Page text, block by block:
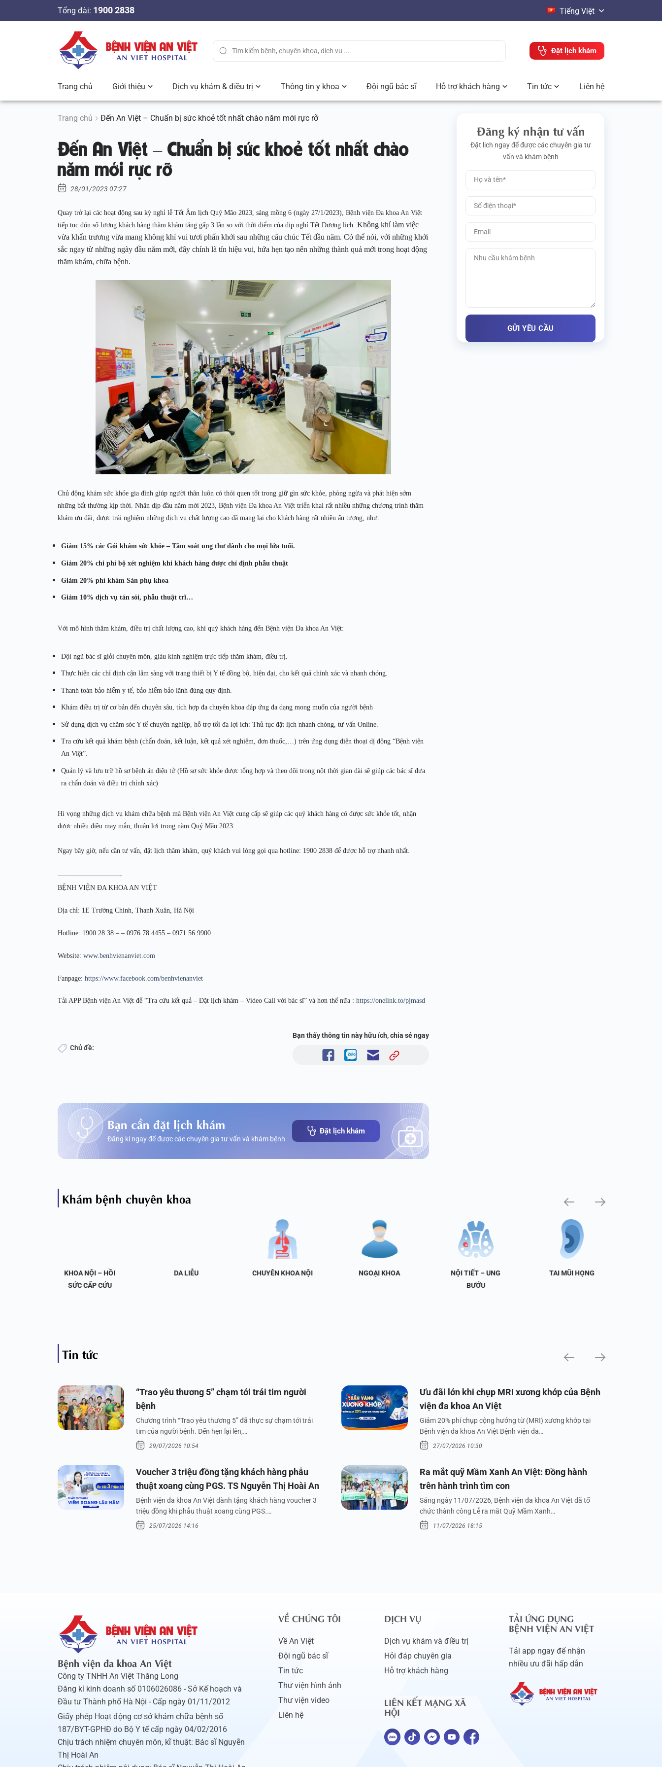
n
Tổng đài: 1900 2838 Tiếng Việt
Đặt lịch khám
Trang chủ Giới thiệu Dịch vụ khám & điều trị Thông tin y khoa Đội ngũ bác sĩ Hỗ trợ khách hàng Tin tức Liên hệ
Trang chủ Đến An Việt – Chuẩn bị sức khoẻ tốt nhất chào năm mới rực rỡ
Đến An Việt – Chuẩn bị sức khoẻ tốt nhất chào
năm mới rực rỡ
28/01/2023 07:27
Quay trở lại các hoạt động sau kỳ nghỉ lễ Tết Âm lịch Quý Mão 2023, sáng mồng 6 (ngày 27/1/2023), Bệnh viện Đa khoa An Việt
tiếp tục đón số lượng khách hàng thăm khám tăng gấp 3 lần so với thời điểm của dịp nghỉ Tết Dương lịch. Không khí làm việc
vừa khẩn trương vừa mang không khí vui tươi phấn khởi sau những câu chúc Tết đầu năm. Có thể nói, với những khởi
sắc ngay từ những ngày đầu năm mới, đây chính là tín hiệu vui, hứa hẹn tạo nên những thành quả mới trong hoạt động
thăm khám, chữa bệnh.
Chủ động khám sức khỏe gia đình giúp người thân luôn có thói quen tốt trong giữ gìn sức khỏe, phòng ngừa và phát hiện sớm
những bất thường kịp thời. Nhân dịp đầu năm mới 2023, Bệnh viện Đa khoa An Việt triển khai rất nhiều những chương trình thăm
khám ưu đãi, được trải nghiệm những dịch vụ chất lượng cao đã mang lại cho khách hàng rất nhiều ấn tượng, như:
Giảm 15% các Gói khám sức khỏe – Tầm soát ung thư dành cho mọi lứa tuổi.
Giảm 20% chi phí bộ xét nghiệm khi khách hàng được chỉ định phẫu thuật
Giảm 20% phí khám Sản phụ khoa
Giảm 10% dịch vụ tán sỏi, phẫu thuật trĩ…
Với mô hình thăm khám, điều trị chất lượng cao, khi quý khách hàng đến Bệnh viện Đa khoa An Việt:
Đội ngũ bác sĩ giỏi chuyên môn, giàu kinh nghiệm trực tiếp thăm khám, điều trị.
Thực hiện các chỉ định cận lâm sàng với trang thiết bị Y tế đồng bộ, hiện đại, cho kết quả chính xác và nhanh chóng.
Thanh toán bảo hiểm y tế, bảo hiểm bảo lãnh đúng quy định.
Khám điều trị từ cơ bản đến chuyên sâu, tích hợp đa chuyên khoa đáp ứng đa dạng mong muốn của người bệnh
Sử dụng dịch vụ chăm sóc Y tế chuyên nghiệp, hỗ trợ tối đa lợi ích: Thủ tục đặt lịch nhanh chóng, tư vấn Online.
Tra cứu kết quả khám bệnh (chẩn đoán, kết luận, kết quả xét nghiệm, đơn thuốc,…) trên ứng dụng điện thoại dị động “Bệnh viện
An Việt”.
Quản lý và lưu trữ hồ sơ bệnh án điện tử (Hồ sơ sức khỏe được tổng hợp và theo dõi trong nột thời gian dài sẽ giúp các bác sĩ đưa
ra chẩn đoán và điều trị chính xác)
Hi vọng những dịch vụ khám chữa bệnh mà Bệnh viện An Việt cung cấp sẽ giúp các quý khách hàng có được sức khỏe tốt, nhận
được nhiều điều may mắn, thuận lợi trong năm Quý Mão 2023.
Ngay bây giờ, nếu cần tư vấn, đặt lịch thăm khám, quý khách vui lòng gọi qua hotline: 1900 2838 để được hỗ trợ nhanh nhất.
—————————-
BỆNH VIỆN ĐA KHOA AN VIỆT
Địa chỉ: 1E Trường Chinh, Thanh Xuân, Hà Nội
Hotline: 1900 28 38 – – 0976 78 4455 – 0971 56 9900
Website: www.benhvienanviet.com
Fanpage: https://www.facebook.com/benhvienanviet
Tải APP Bệnh viện An Việt để “Tra cứu kết quả – Đặt lịch khám – Video Call với bác sĩ” và hơn thế nữa : https://onelink.to/pjmasd
Chủ đề:
Bạn thấy thông tin này hữu ích, chia sẻ ngay
Bạn cần đặt lịch khám
Đăng kí ngay để được các chuyên gia tư vấn và khám bệnh
Đặt lịch khám
Đăng ký nhận tư vấn
Đặt lịch ngay để được các chuyên gia tư
vấn và khám bệnh
Khám bệnh chuyên khoa
KHOA NỘI – HỒI
SỨC CẤP CỨU
DA LIỄU CHUYÊN KHOA NỘI NGOẠI KHOA
NỘI TIẾT – UNG
BƯỚU
TAI MŨI HỌNG
Tin tức
“Trao yêu thương 5” chạm tới trái tim người
bệnh
Chương trình “Trao yêu thương 5” đã thực sự chạm tới trái
tim của người bệnh. Đến hẹn lại lên,…
29/07/2026 10:54
Ưu đãi lớn khi chụp MRI xương khớp của Bệnh
viện đa khoa An Việt
Giảm 20% phí chụp cộng hưởng từ (MRI) xương khớp tại
Bệnh viện đa khoa An Việt Bệnh viện đa…
27/07/2026 10:30
Voucher 3 triệu đồng tặng khách hàng phẫu
thuật xoang cùng PGS. TS Nguyễn Thị Hoài An
Bệnh viện đa khoa An Việt dành tặng khách hàng voucher 3
triệu đồng khi phẫu thuật xoang cùng PGS.…
25/07/2026 14:16
Ra mắt quỹ Mầm Xanh An Việt: Đồng hành
trên hành trình tìm con
Sáng ngày 11/07/2026, Bệnh viện đa khoa An Việt đã tổ
chức thành công Lễ ra mắt Quỹ Mầm Xanh…
11/07/2026 18:15
Bệnh viện đa khoa An Việt
Công ty TNHH An Việt Thăng Long
Đăng kí kinh doanh số 0106026086 - Sở Kế hoạch và
Đầu tư Thành phố Hà Nội - Cấp ngày 01/11/2012
Giấy phép Hoạt động cơ sở khám chữa bệnh số
187/BYT-GPHĐ do Bộ Y tế cấp ngày 04/02/2016
Chịu trách nhiệm chuyên môn, kĩ thuật: Bác sĩ Nguyễn
Thị Hoài An
VỀ CHÚNG TÔI
Về An Việt
Đội ngũ bác sĩ
Tin tức
Thư viện hình ảnh
Thư viện video
Liên hệ
DỊCH VỤ
Dịch vụ khám và điều trị
Hỏi đáp chuyên gia
Hỗ trợ khách hàng
LIÊN KẾT MẠNG XÃ
HỘI
TẢI ỨNG DỤNG
BỆNH VIỆN AN VIỆT
Tải app ngay để nhận
nhiều ưu đãi hấp dẫn